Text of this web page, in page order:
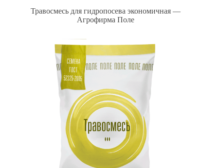
Травосмесь для гидропосева экономичная —
Агрофирма Поле